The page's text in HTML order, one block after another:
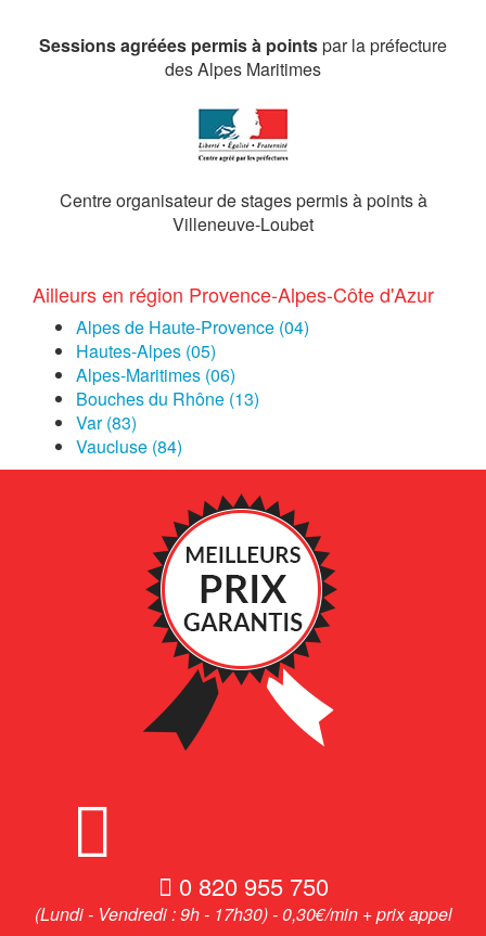
Sessions agréées permis à pointspar la préfecture
des Alpes Maritimes
Centre organisateur de stages permis à points à
Villeneuve-Loubet
Ailleurs en région Provence-Alpes-Côte d'Azur
Alpes de Haute-Provence (04)
Hautes-Alpes (05)
Alpes-Maritimes (06)
Bouches du Rhône (13)
Var (83)
Vaucluse (84)
0 820 955 750
(Lundi - Vendredi : 9h - 17h30) - 0,30€/min + prix appel